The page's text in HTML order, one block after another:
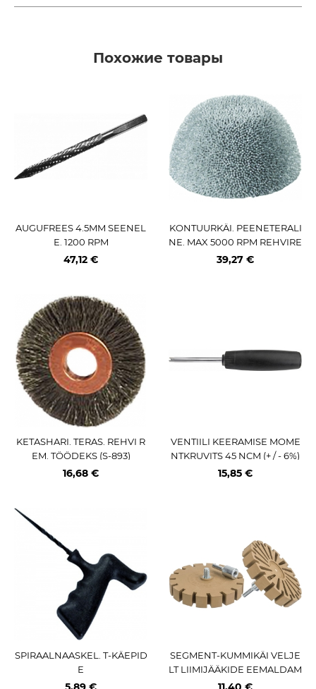
Похожие товары
AUGUFREES 4.5MM SEENEL
E. 1200 RPM
47,12 €
KONTUURKÄI. PEENETERALI
NE. MAX 5000 RPM REHVIRE
MONDIKS RH140
39,27 €
KETASHARI. TERAS. REHVI R
EM. TÖÖDEKS (S-893)
16,68 €
VENTIILI KEERAMISE MOME
NTKRUVITS 45 NCM (+ / - 6%)
TRIUMF
15,85 €
SPIRAALNAASKEL. T-KÄEPID
E
SEGMENT-KUMMIKÄI VELJE
LT LIIMIJÄÄKIDE EEMALDAM
ISEKS (3500 RPM) 6MM ADA